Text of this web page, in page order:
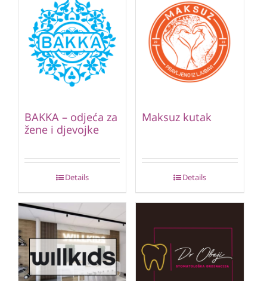
BAKKA – odjeća za
žene i djevojke
Details
Maksuz kutak
Details